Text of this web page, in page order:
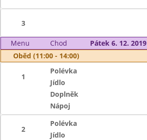
3
Menu Chod
Pátek 6. 12. 2019
Oběd (11:00 - 14:00)
1
Polévka
Jídlo
Doplněk
Nápoj
2
Polévka
Jídlo